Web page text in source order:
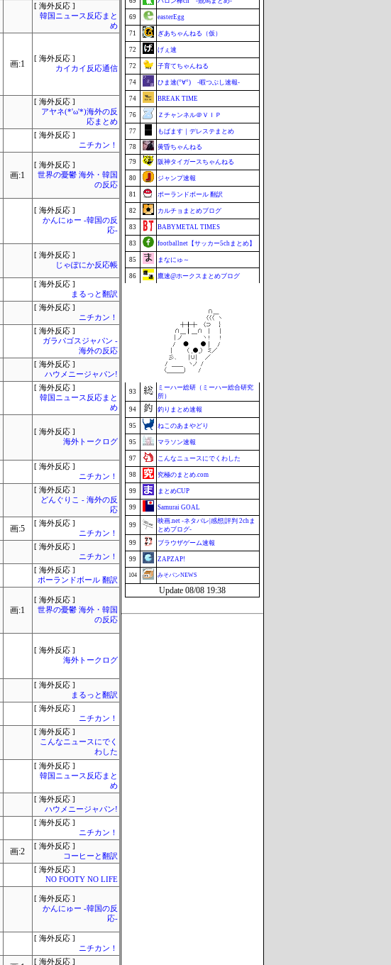
[ 海外反応 ]
韓国ニュース反応まと
め
画:1
[ 海外反応 ]
カイカイ反応通信
[ 海外反応 ]
アヤネ(*'ω'*)海外の反
応まとめ
[ 海外反応 ]
ニチカン！
画:1
[ 海外反応 ]
世界の憂鬱 海外・韓国
の反応
[ 海外反応 ]
かんにゅー -韓国の反
応-
[ 海外反応 ]
じゃぽにか反応帳
[ 海外反応 ]
まるっと翻訳
[ 海外反応 ]
ニチカン！
[ 海外反応 ]
ガラパゴスジャパン -
海外の反応
[ 海外反応 ]
ハウメニージャパン!
[ 海外反応 ]
韓国ニュース反応まと
め
[ 海外反応 ]
海外トークログ
[ 海外反応 ]
ニチカン！
[ 海外反応 ]
どんぐりこ - 海外の反
応
画:5
[ 海外反応 ]
ニチカン！
[ 海外反応 ]
ニチカン！
[ 海外反応 ]
ポーランドボール 翻訳
画:1
[ 海外反応 ]
世界の憂鬱 海外・韓国
の反応
[ 海外反応 ]
海外トークログ
[ 海外反応 ]
まるっと翻訳
[ 海外反応 ]
ニチカン！
[ 海外反応 ]
こんなニュースにでく
わした
[ 海外反応 ]
韓国ニュース反応まと
め
[ 海外反応 ]
ハウメニージャパン!
[ 海外反応 ]
ニチカン！
画:2
[ 海外反応 ]
コーヒーと翻訳
[ 海外反応 ]
NO FOOTY NO LIFE
[ 海外反応 ]
かんにゅー -韓国の反
応-
[ 海外反応 ]
ニチカン！
[ 海外反応 ]
69 easterEgg
71 ぎあちゃんねる（仮）
72 げぇ速
72 子育てちゃんねる
74 ひま速(°∀°) -暇つぶし速報-
74 BREAK TIME
76 Ｚチャンネル＠ＶＩＰ
77 もばます｜デレステまとめ
78 黄昏ちゃんねる
79 阪神タイガースちゃんねる
80 ジャンプ速報
81 ポーランドボール 翻訳
82 カルチョまとめブログ
83 BABYMETAL TIMES
83 footballnet【サッカー5chまとめ】
85 まなにゅ～
86 鷹速@ホークスまとめブログ
VTuberNews
はーとログ
セクシーテレビジョン
まぐろとにぼし
93
ミーハー総研（ミーハー総合研究
所）
94
釣りまとめ速報
95 ねこのあまやどり
95 マラソン速報
97 こんなニュースにでくわした
98 究極のまとめ.com
99 まとめCUP
99 Samurai GOAL
99
映画.net -ネタバレ|感想|評判 2chま
とめブログ-
99
ブラウザゲーム速報
99 ZAPZAP!
104 みそパンNEWS
Update 08/08 19:38